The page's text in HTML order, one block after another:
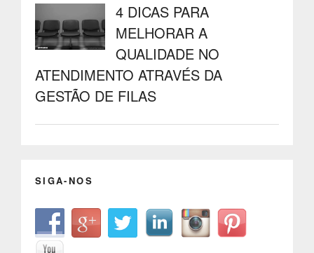
4 DICAS PARA
MELHORAR A
QUALIDADE NO
ATENDIMENTO ATRAVÉS DA
GESTÃO DE FILAS
SIGA-NOS